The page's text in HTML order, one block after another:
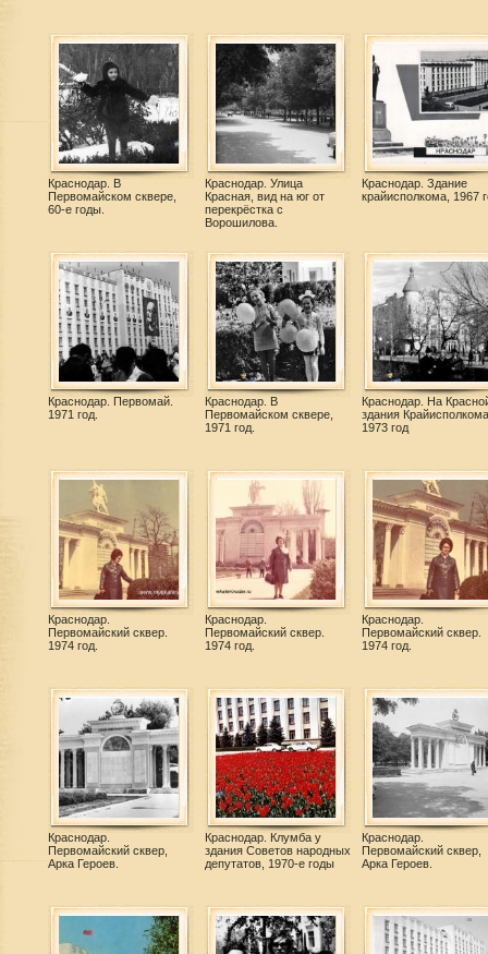
Краснодар. В
Первомайском сквере,
60-е годы.
Краснодар. Улица
Красная, вид на юг от
перекрёстка с
Ворошилова.
Краснодар. Здание
крайисполкома, 1967
Краснодар. Первомай.
1971 год.
Краснодар. В
Первомайском сквере,
1971 год.
Краснодар. На
здания
1973 год
Краснодар.
Первомайский сквер.
1974 год.
Краснодар.
Первомайский сквер.
1974 год.
Краснодар.
Первомайский сквер.
1974 год.
Краснодар.
Первомайский сквер,
Арка Героев.
Краснодар. Клумба у
здания Советов народных
депутатов, 1970-е годы
Краснодар.
Первомайский сквер,
Арка Героев.